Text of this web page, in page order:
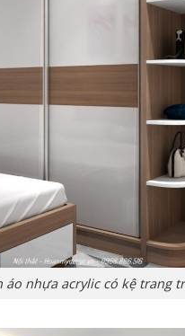
áo nhựa acrylic có kệ trang